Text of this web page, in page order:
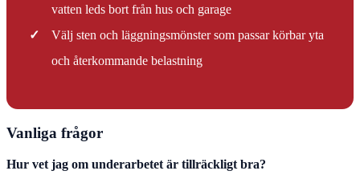
vatten leds bort från hus och garage
✓
Välj sten och läggningsmönster som passar körbar yta
och återkommande belastning
Vanliga frågor
Hur vet jag om underarbetet är tillräckligt bra?